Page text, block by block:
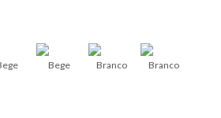
Bege Branco
Branco